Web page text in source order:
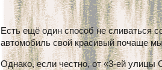
Есть ещё один способ не сливаться
автомобиль свой красивый почаще
Однако, если честно, от «3-ей улицы